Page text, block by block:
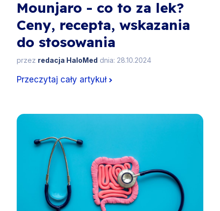
Mounjaro - co to za lek?
Ceny, recepta, wskazania
do stosowania
przez redacja HaloMed dnia: 28.10.2024
Przeczytaj cały artykuł